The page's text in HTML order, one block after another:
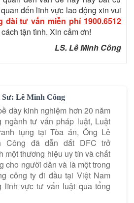
đến lĩnh vực lao động xin vui
đài tư vấn miễn phí 1900.6512
tận tình. Xin cảm ơn!
LS. Lê Minh Công
Lê Minh Công
dày kinh nghiệm hơn 20 năm
ngành tư vấn pháp luật, Luật
tụng tại Tòa án, Ông Lê
Công đã dẫn dắt DFC trở
một thương hiệu uy tín và chất
cho người dân và là một trong
công ty đi đầu tại Việt Nam
lĩnh vực tư vấn luật qua tổng